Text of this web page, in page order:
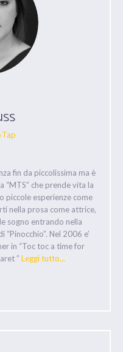
fin da piccolissima ma è
“MTS” che prende vita la
piccole esperienze come
nella prosa come attrice,
sogno entrando nella
Nel 2006 e’
in “Toc toc a time for
” Leggi tutto...